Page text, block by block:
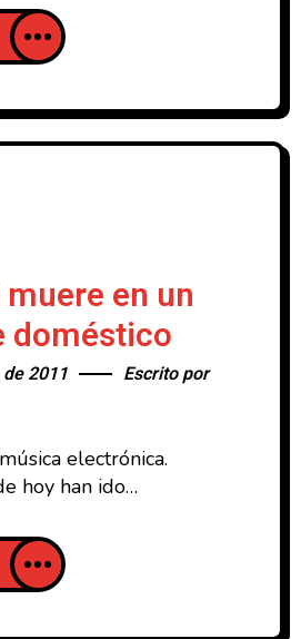
forma parte de
ha organizado
la formación anunciara su
de nosotros,
en un
doméstico
2011
Escrito por
electrónica.
hoy han ido
de DJ Mehdi en un
y que parecen
los twits